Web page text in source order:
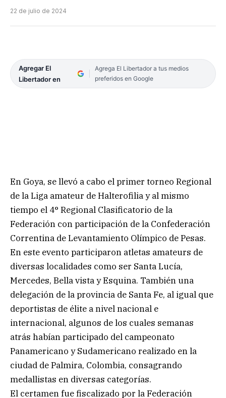
22 de julio de 2024
Agregar El
Libertador en
Agrega El Libertador a tus medios
preferidos en Google
En Goya, se llevó a cabo el primer torneo Regional
de la Liga amateur de Halterofilia y al mismo
tiempo el 4° Regional Clasificatorio de la
Federación con participación de la Confederación
Correntina de Levantamiento Olímpico de Pesas.
En este evento participaron atletas amateurs de
diversas localidades como ser Santa Lucía,
Mercedes, Bella vista y Esquina. También una
delegación de la provincia de Santa Fe, al igual que
deportistas de élite a nivel nacional e
internacional, algunos de los cuales semanas
atrás habían participado del campeonato
Panamericano y Sudamericano realizado en la
ciudad de Palmira, Colombia, consagrando
medallistas en diversas categorías.
El certamen fue fiscalizado por la Federación